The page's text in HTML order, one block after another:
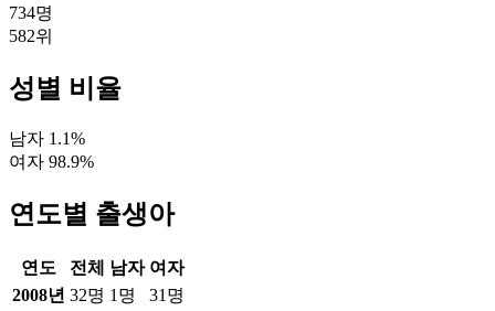
734명
582위
성별 비율
남자 1.1%
여자 98.9%
연도별 출생아
연도 전체 남자 여자
2008년 32명 1 명 31 명